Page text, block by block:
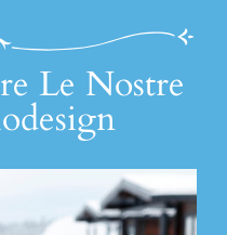
Le Nostre